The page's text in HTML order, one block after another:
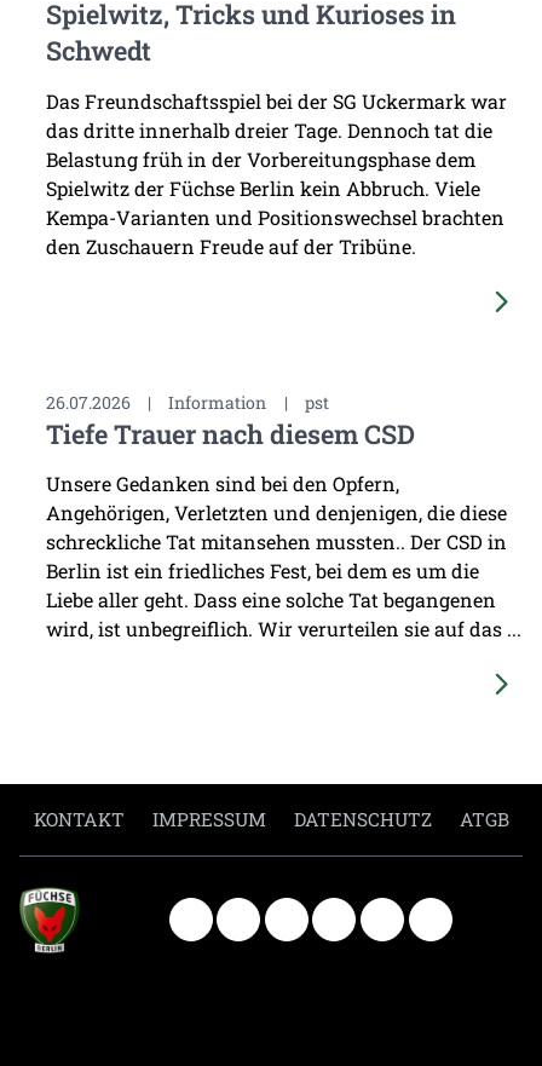
Spielwitz, Tricks und Kurioses in
Schwedt
Das Freundschaftsspiel bei der SG Uckermark war
das dritte innerhalb dreier Tage. Dennoch tat die
Belastung früh in der Vorbereitungsphase dem
Spielwitz der Füchse Berlin kein Abbruch. Viele
Kempa-Varianten und Positionswechsel brachten
den Zuschauern Freude auf der Tribüne.
26.07.2026 | Information | pst
Tiefe Trauer nach diesem CSD
Unsere Gedanken sind bei den Opfern,
Angehörigen, Verletzten und denjenigen, die diese
schreckliche Tat mitansehen mussten.. Der CSD in
Berlin ist ein friedliches Fest, bei dem es um die
Liebe aller geht. Dass eine solche Tat begangenen
wird, ist unbegreiflich. Wir verurteilen sie auf das ...
KONTAKT IMPRESSUM DATENSCHUTZ ATGB